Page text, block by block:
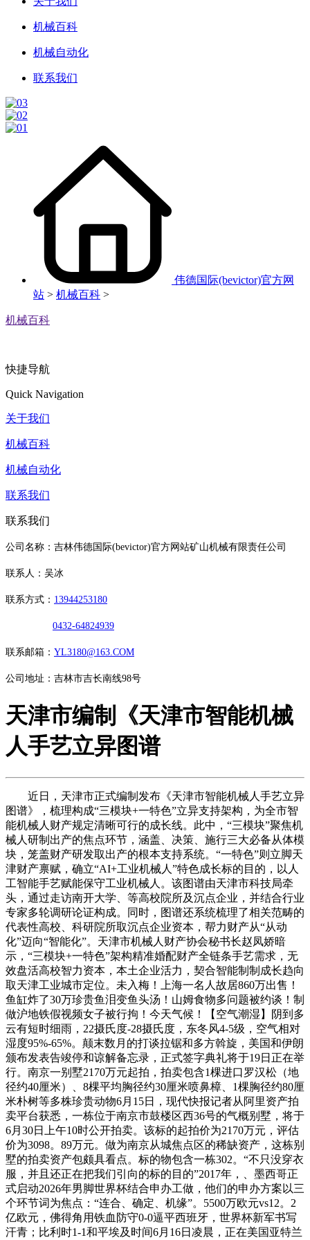
机械百科
机械自动化
联系我们
伟德国际(bevictor)官方网
站 > 机械百科 >
机械百科
快捷导航
Quick Navigation
关于我们
机械百科
机械自动化
联系我们
联系我们
公司名称：吉林伟德国际(bevictor)官方网站矿山机械有限责任公司
联系人：吴冰
联系方式： 13944253180
0432-64824939
联系邮箱： YL3180@163.COM
公司地址：吉林市吉长南线98号
天津市编制《天津市智能机械
人手艺立异图谱
近日，天津市正式编制发布《天津市智能机械人手艺立异
图谱》，梳理构成“三模块+一特色”立异支持架构，为全市智
能机械人财产规定清晰可行的成长线。此中，“三模块”聚焦机
械人研制出产的焦点环节，涵盖、决策、施行三大必备从体模
块，笼盖财产研发取出产的根本支持系统。“一特色”则立脚天
津财产禀赋，确立“AI+工业机械人”特色成长标的目的，以人
工智能手艺赋能保守工业机械人。该图谱由天津市科技局牵
头，通过走访南开大学、等高校院所及沉点企业，并结合行业
专家多轮调研论证构成。同时，图谱还系统梳理了相关范畴的
代表性高校、科研院所取沉点企业资本，帮力财产从“从动
化”迈向“智能化”。天津市机械人财产协会秘书长赵凤娇暗
示，“三模块+一特色”架构精准婚配财产全链条手艺需求，无
效盘活高校智力资本，本土企业活力，契合智能制制成长趋向
取天津工业城市定位。未入梅！上海一名人故居860万出售！
鱼缸炸了30万珍贵鱼泪变鱼头汤！山姆食物多问题被约谈！制
做沪地铁假视频女子被行拘！今天气候！【空气潮湿】阴到多
云有短时细雨，22摄氏度-28摄氏度，东冬风4-5级，空气相对
湿度95%-65%。颠末数月的打谈拉锯和多方斡旋，美国和伊朗
颁布发表告竣停和谅解备忘录，正式签字典礼将于19日正在举
行。南京一别墅2170万元起拍，拍卖包含1棵进口罗汉松（地
径约40厘米）、8棵平均胸径约30厘米喷鼻樟、1棵胸径约80厘
米朴树等多株珍贵动物6月15日，现代快报记者从阿里资产拍
卖平台获悉，一栋位于南京市鼓楼区西36号的气概别墅，将于
6月30日上午10时公开拍卖。该标的起拍价为2170万元，评估
价为3098。89万元。做为南京从城焦点区的稀缺资产，这栋别
墅的拍卖资产包颇具看点。标的物包含一栋302。“不只没穿衣
服，并且还正在把我们引向的标的目的”2017年，、墨西哥正
式启动2026年男脚世界杯结合申办工做，他们的申办方案以三
个环节词为焦点：“连合、确定、机缘”。5500万欧元vs12。2
亿欧元，佛得角用铁血防守0-0逼平西班牙，世界杯新军书写
汗青；比利时1-1和平埃及时间6月16日凌晨，正在美国亚特兰